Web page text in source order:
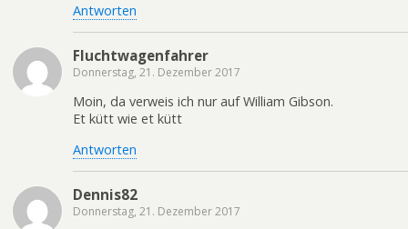
Antworten
Fluchtwagenfahrer
Donnerstag, 21. Dezember 2017
Moin, da verweis ich nur auf William Gibson.
Et kütt wie et kütt
Antworten
Dennis82
Donnerstag, 21. Dezember 2017